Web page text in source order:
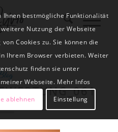
Ihnen bestmögliche Funktionalität
Nutzung der Webseite
Cookies zu. Sie können die
Ihrem Browser verbieten. Weiter
finden sie unter
Webseite. Mehr Infos
ablehnen Einstellung